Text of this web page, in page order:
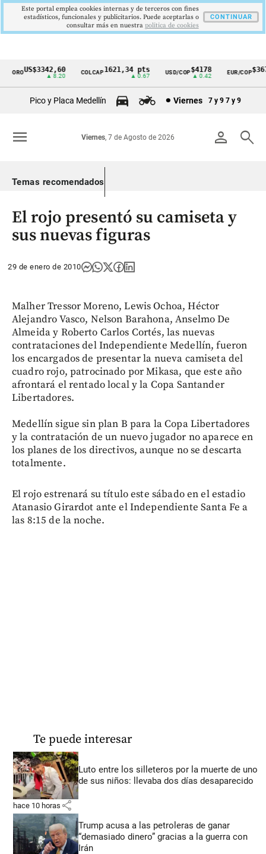
Cintillo
Colombia
OROUS$3342,60
▲ 8.20
COLCAP1621,34 pts
▲ 0.67
USD/COP$4178
▲ 0.42
EUR/COP$3672
Pico y Placa Medellín Viernes 7 y 9 7 y 9
person search
Viernes, 7 de Agosto de 2026
menu
Temas recomendados
El rojo presentó su camiseta y
sus nuevas figuras
29 de enero de 2010
Malher Tressor Moreno, Lewis Ochoa, Héctor
Alejandro Vasco, Nelson Barahona, Anselmo De
Almeida y Roberto Carlos Cortés, las nuevas
contrataciones del Independiente Medellín, fueron
los encargados de presentar la nueva camiseta del
cuadro rojo, patrocinado por Mikasa, que este año
afrontará el rentado local y la Copa Santander
Libertadores.
Medellín sigue sin plan B para la Copa Libertadores
y la contratación de un nuevo jugador no aparece en
los planes de los directivos, aunque no se descarta
totalmente.
El rojo estrenará su título este sábado en el estadio
Atanasio Girardot ante el Independiente Santa Fe a
las 8:15 de la noche.
Te puede interesar
Luto entre los silleteros por la muerte de uno
de sus niños: llevaba dos días desaparecido
hace 10 horas share
Trump acusa a las petroleras de ganar
“demasiado dinero” gracias a la guerra con
Irán
Este portal emplea cookies internas y de terceros con fines
estadísticos, funcionales y publicitarios. Puede aceptarlas o
consultar más en nuestra politica de cookies
CONTINUAR